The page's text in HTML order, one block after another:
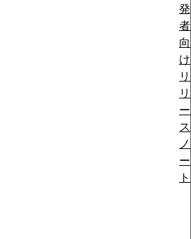
発
者
向
け
リ
リ
ー
ス
ノ
ー
ト